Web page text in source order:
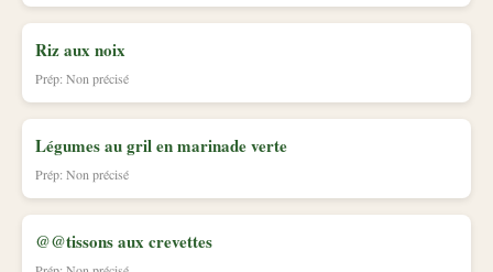
Riz aux noix
Prép: Non précisé
Légumes au gril en marinade verte
Prép: Non précisé
@@tissons aux crevettes